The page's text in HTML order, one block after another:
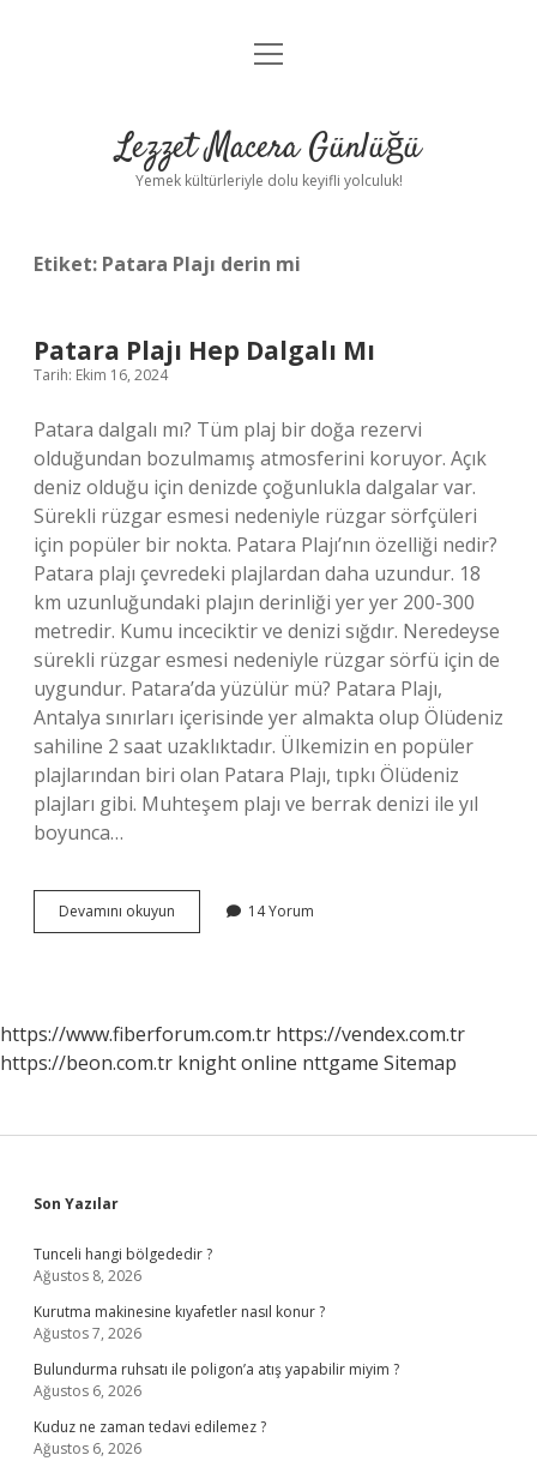
Anasayfa
Yasal Uyarı
menüyü
Lezzet Macera Günlüğü
Yemek kültürleriyle dolu keyifli yolculuk!
Etiket: Patara Plajı derin mi
Patara Plajı Hep Dalgalı Mı
Tarih: Ekim 16, 2024
Patara dalgalı mı? Tüm plaj bir doğa rezervi
olduğundan bozulmamış atmosferini koruyor. Açık
deniz olduğu için denizde çoğunlukla dalgalar var.
Sürekli rüzgar esmesi nedeniyle rüzgar sörfçüleri
için popüler bir nokta. Patara Plajı’nın özelliği nedir?
Patara plajı çevredeki plajlardan daha uzundur. 18
km uzunluğundaki plajın derinliği yer yer 200-300
metredir. Kumu inceciktir ve denizi sığdır. Neredeyse
sürekli rüzgar esmesi nedeniyle rüzgar sörfü için de
uygundur. Patara’da yüzülür mü? Patara Plajı,
Antalya sınırları içerisinde yer almakta olup Ölüdeniz
sahiline 2 saat uzaklıktadır. Ülkemizin en popüler
plajlarından biri olan Patara Plajı, tıpkı Ölüdeniz
plajları gibi. Muhteşem plajı ve berrak denizi ile yıl
boyunca…
Devamını okuyun
Plajı
14 Yorum
https://www.fiberforum.com.tr https://vendex.com.tr
https://beon.com.tr knight online nttgame Sitemap
Sidebar
Son Yazılar
Tunceli hangi bölgededir ?
Ağustos 8, 2026
Kurutma makinesine kıyafetler nasıl konur ?
Ağustos 7, 2026
Bulundurma ruhsatı ile poligon’a atış yapabilir miyim ?
Ağustos 6, 2026
Kuduz ne zaman tedavi edilemez ?
Ağustos 6, 2026